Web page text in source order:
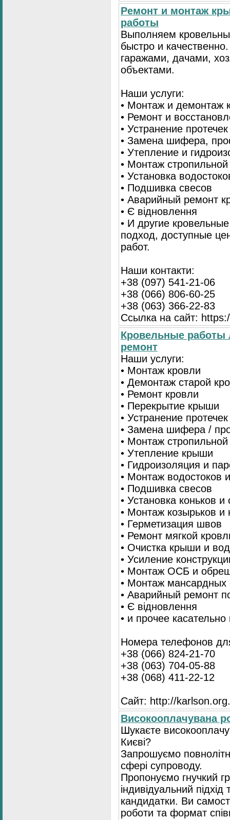
Ремонт и монтаж
работы
Выполняем
быстро и
гаражами, дачами,
объектами.
Наши услуги:
• Монтаж и демонтаж
• Ремонт и
• Устранение протечек
• Замена шифера,
• Утепление и
• Монтаж
• Установка
• Подшивка свесов
• Аварийный ремонт
• Є відновлення
• И другие
подход, доступные
работ.
Наши контакти:
+38 (097) 541-21-06
+38 (066) 806-60-25
+38 (063) 366-22-83
Ссылка на сайт:
Кровельные
ремонт
Наши услуги:
• Монтаж кровли
• Демонтаж старой
• Ремонт кровли
• Перекрытие крыши
• Устранение протечек
• Замена шифера /
• Монтаж
• Утепление крыши
• Гидроизоляция и
• Монтаж водостоков
• Подшивка свесов
• Установка коньков и
• Монтаж козырьков и
• Герметизация швов
• Ремонт мягкой
• Очистка крыши и
• Усиление
• Монтаж ОСБ и
• Монтаж мансардных
• Аварийный ремонт
• Є відновлення
• и прочее
Номера телефонов
+38 (066) 824-21-70
+38 (063) 704-05-88
+38 (068) 411-22-12
Сайт: http://
Високооплачувана
Шукаєте
Києві?
Запрошуємо
сфері супроводу.
Пропонуємо гнучкий
індивідуальний
кандидатки. Ви
роботи та формат